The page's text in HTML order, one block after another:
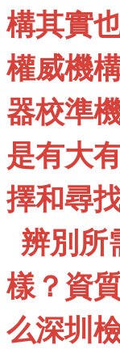
構其實
權威機
器校準
是有大
擇和尋
辨別所
樣？資
么深圳